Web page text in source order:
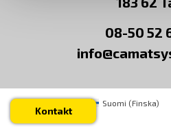
08-50 52
Kontakt
Suomi (Finska)